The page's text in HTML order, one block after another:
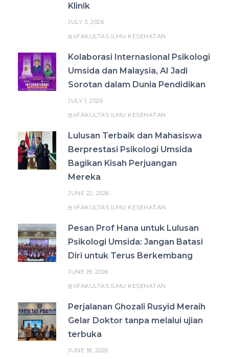
Klinik
JULY 3, 2026
BYFAKULTAS ILMU KESEHATAN
Kolaborasi Internasional Psikologi
Umsida dan Malaysia, AI Jadi
Sorotan dalam Dunia Pendidikan
JULY 1, 2026
BYFAKULTAS ILMU KESEHATAN
Lulusan Terbaik dan Mahasiswa
Berprestasi Psikologi Umsida
Bagikan Kisah Perjuangan
Mereka
JUNE 22, 2026
BYFAKULTAS ILMU KESEHATAN
Pesan Prof Hana untuk Lulusan
Psikologi Umsida: Jangan Batasi
Diri untuk Terus Berkembang
JUNE 19, 2026
BYFAKULTAS ILMU KESEHATAN
Perjalanan Ghozali Rusyid Meraih
Gelar Doktor tanpa melalui ujian
terbuka
JUNE 18, 2026